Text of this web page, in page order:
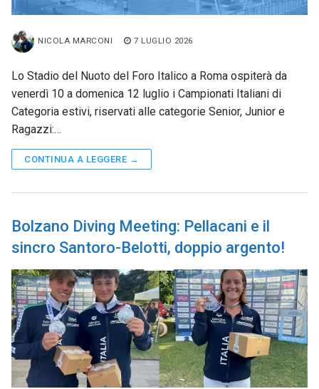
NICOLA MARCONI 7 LUGLIO 2026
Lo Stadio del Nuoto del Foro Italico a Roma ospiterà da
venerdì 10 a domenica 12 luglio i Campionati Italiani di
Categoria estivi, riservati alle categorie Senior, Junior e
Ragazzi:…
CONTINUA A LEGGERE →
Bolzano Diving Meeting: Pellacani e il
sincro Santoro-Belotti, doppio argento!